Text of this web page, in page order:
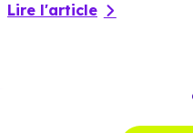
Lire l'article